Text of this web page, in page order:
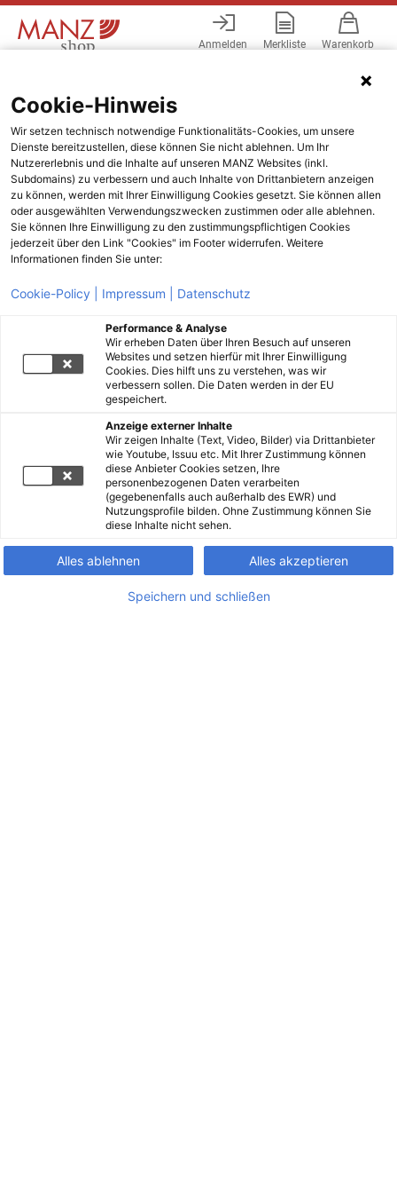
Anmelden Merkliste Warenkorb
Cookie-Hinweis
Wir setzen technisch notwendige Funktionalitäts-Cookies, um unsere
Dienste bereitzustellen, diese können Sie nicht ablehnen. Um Ihr
Nutzererlebnis und die Inhalte auf unseren MANZ Websites (inkl.
Subdomains) zu verbessern und auch Inhalte von Drittanbietern anzeigen
zu können, werden mit Ihrer Einwilligung Cookies gesetzt. Sie können allen
oder ausgewählten Verwendungszwecken zustimmen oder alle ablehnen.
Sie können Ihre Einwilligung zu den zustimmungspflichtigen Cookies
jederzeit über den Link "Cookies" im Footer widerrufen. Weitere
Informationen finden Sie unter:
Cookie-Policy | Impressum | Datenschutz
Performance & Analyse
Wir erheben Daten über Ihren Besuch auf unseren
Websites und setzen hierfür mit Ihrer Einwilligung
Cookies. Dies hilft uns zu verstehen, was wir
verbessern sollen. Die Daten werden in der EU
gespeichert.
Anzeige externer Inhalte
Wir zeigen Inhalte (Text, Video, Bilder) via Drittanbieter
wie Youtube, Issuu etc. Mit Ihrer Zustimmung können
diese Anbieter Cookies setzen, Ihre
personenbezogenen Daten verarbeiten
(gegebenenfalls auch außerhalb des EWR) und
Nutzungsprofile bilden. Ohne Zustimmung können Sie
diese Inhalte nicht sehen.
Alles ablehnen Alles akzeptieren
Speichern und schließen